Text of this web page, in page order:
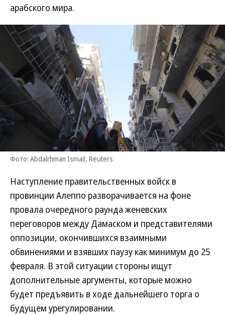
арабского мира.
Фото: Abdalrhman Ismail, Reuters
Наступление правительственных войск в
провинции Алеппо разворачивается на фоне
провала очередного раунда женевских
переговоров между Дамаском и представителями
оппозиции, окончившихся взаимными
обвинениями и взявших паузу как минимум до 25
февраля. В этой ситуации стороны ищут
дополнительные аргументы, которые можно
будет предъявить в ходе дальнейшего торга о
будущем урегулировании.